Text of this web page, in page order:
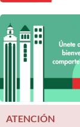
ATENCIÓN